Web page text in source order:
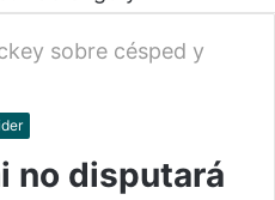
sobre césped y
no disputará